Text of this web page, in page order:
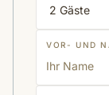
VOR- UND